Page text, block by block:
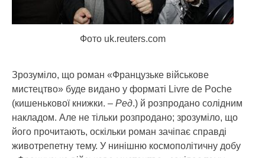
Фото uk.reuters.com
Зрозуміло, що роман «Французьке військове
мистецтво» буде видано у форматі Livre de Poche
(кишенькової книжки. – Ред.) й розпродано солідним
накладом. Але не тільки розпродано; зрозуміло, що
його прочитають, оскільки роман зачіпає справді
животрепетну тему. У нинішню космополітичну добу